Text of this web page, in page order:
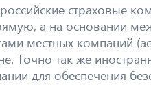
российские страховые
а на основании
местных компаний
Точно так же
для обеспечения